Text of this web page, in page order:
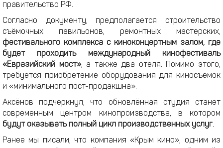
правительство РФ.
Согласно документу, предполагается строительство
съёмочных павильонов, ремонтных мастерских,
фестивального комплекса с киноконцертным залом, где
будет проходить международный кинофестиваль
«Евразийский мост», а также два отеля. Помимо этого,
требуется приобретение оборудования для киносъёмок
и «минимального пост-продакшна».
Аксёнов подчеркнул, что обновлённая студия станет
современным центром кинопроизводства, в котором
будут оказывать полный цикл производственных услуг.
Ранее мы писали, что компания «Крым кино», одним из